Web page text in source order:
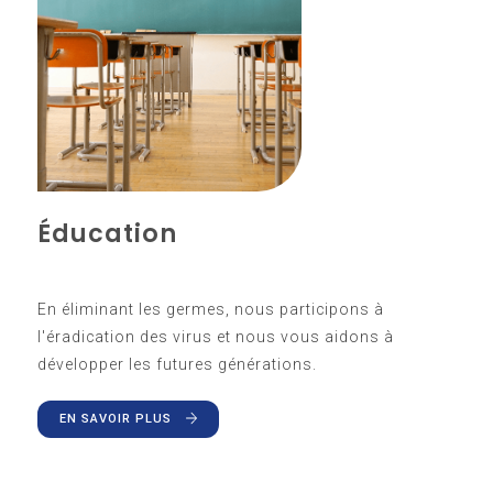
Éducation
En éliminant les germes, nous participons à
l'éradication des virus et nous vous aidons à
développer les futures générations.
EN SAVOIR PLUS